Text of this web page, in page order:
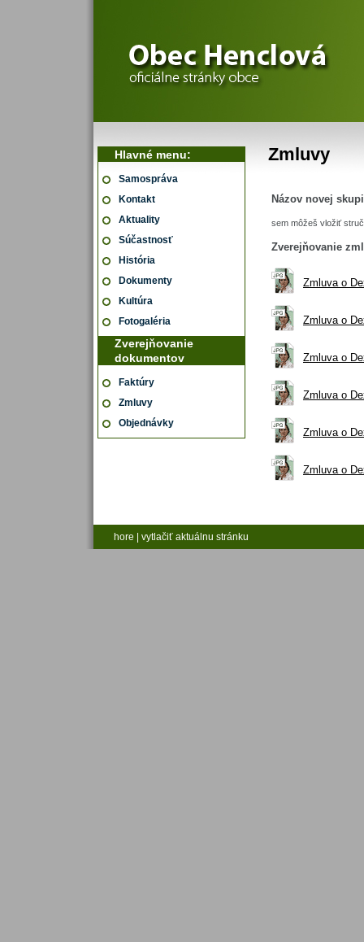
Hlavné menu:
Samospráva
Kontakt
Aktuality
Súčastnosť
História
Dokumenty
Kultúra
Fotogaléria
Zverejňovanie
dokumentov
Faktúry
Zmluvy
Objednávky
Zmluvy
Názov novej
sem môžeš vložiť
Zverejňovanie
Zmluva o
Zmluva o
Zmluva o
Zmluva o
Zmluva o
Zmluva o
hore vytlačiť aktuálnu stránku